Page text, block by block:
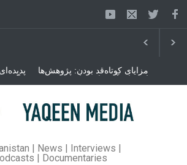
مزایای کوتاه‌قد بودن: پژوهش‌ها
از فواید آن برای سلامتی
می‌گویند
مجلس
کرد
روند
دهد.
| News | Interviews |
| Documentaries